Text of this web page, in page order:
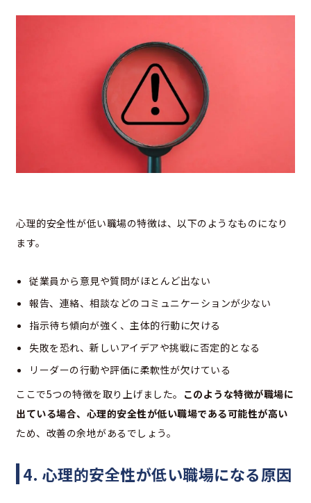
心理的安全性が低い職場の特徴は、以下のようなものになり
ます。
従業員から意見や質問がほとんど出ない
報告、連絡、相談などのコミュニケーションが少ない
指示待ち傾向が強く、主体的行動に欠ける
失敗を恐れ、新しいアイデアや挑戦に否定的となる
リーダーの行動や評価に柔軟性が欠けている
ここで5つの特徴を取り上げました。 このような特徴が職場に
出ている場合、心理的安全性が低い職場である可能性が高い
ため、改善の余地があるでしょう。
4. 心理的安全性が低い職場になる原因